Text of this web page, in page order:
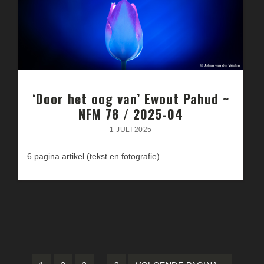
‘Door het oog van’ Ewout Pahud ~
NFM 78 / 2025-04
1 JULI 2025
6 pagina artikel (tekst en fotografie)
Interim